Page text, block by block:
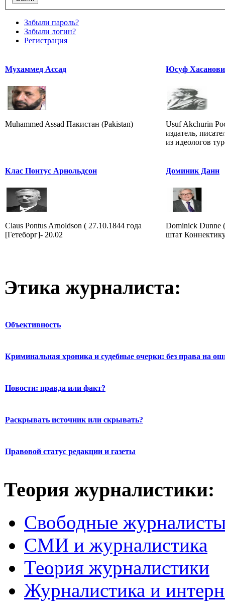
Забыли пароль?
Забыли логин?
Регистрация
Мухаммед Ассад
Muhammed Assad Пакистан (Pakistan)
Юсуф
Usuf Akchurin
издатель,
из идеологов
Клас Понтус Арнольдсон
Claus Pontus Arnoldson ( 27.10.1844 года
[Гетеборг]- 20.02
Доминик Данн
Dominick Dunne
штат
Этика журналиста:
Объективность
Криминальная хроника и судебные очерки: без права на
Новости: правда или факт?
Раскрывать источник или скрывать?
Правовой статус редакции и газеты
Теория журналистики:
Свободные
СМИ и журналистика
Теория журналистики
Журналистика и